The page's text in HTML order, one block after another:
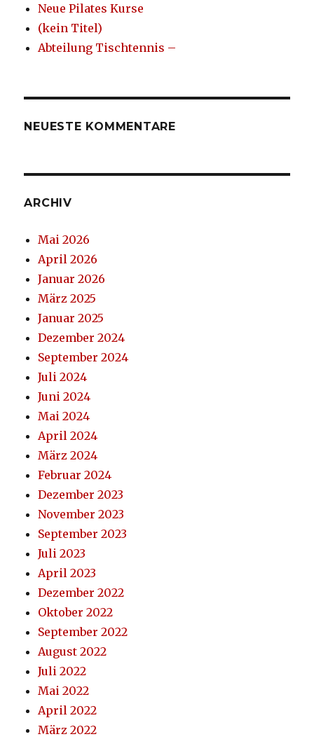
Neue Pilates Kurse
(kein Titel)
Abteilung Tischtennis –
NEUESTE KOMMENTARE
ARCHIV
Mai 2026
April 2026
Januar 2026
März 2025
Januar 2025
Dezember 2024
September 2024
Juli 2024
Juni 2024
Mai 2024
April 2024
März 2024
Februar 2024
Dezember 2023
November 2023
September 2023
Juli 2023
April 2023
Dezember 2022
Oktober 2022
September 2022
August 2022
Juli 2022
Mai 2022
April 2022
März 2022